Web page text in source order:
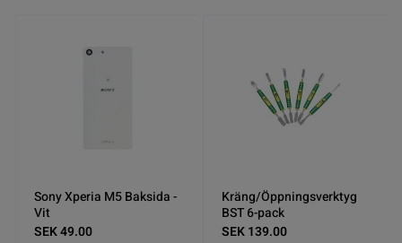
Sony Xperia M5 Baksida -
Vit
SEK 49.00
Kräng/Öppningsverktyg
BST 6-pack
SEK 139.00